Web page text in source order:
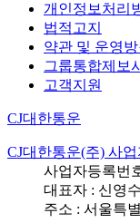
개인정보처리
법적고지
약관 및 운영방
그룹통합제보
고객지원
CJ대한통운
CJ대한통운(주) 사업
사업자등록번
대표자 : 신영수
주소 : 서울특